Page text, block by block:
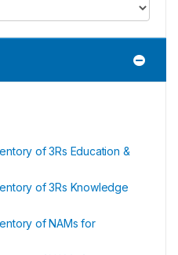
of 3Rs Education &
of 3Rs Knowledge
of NAMs for